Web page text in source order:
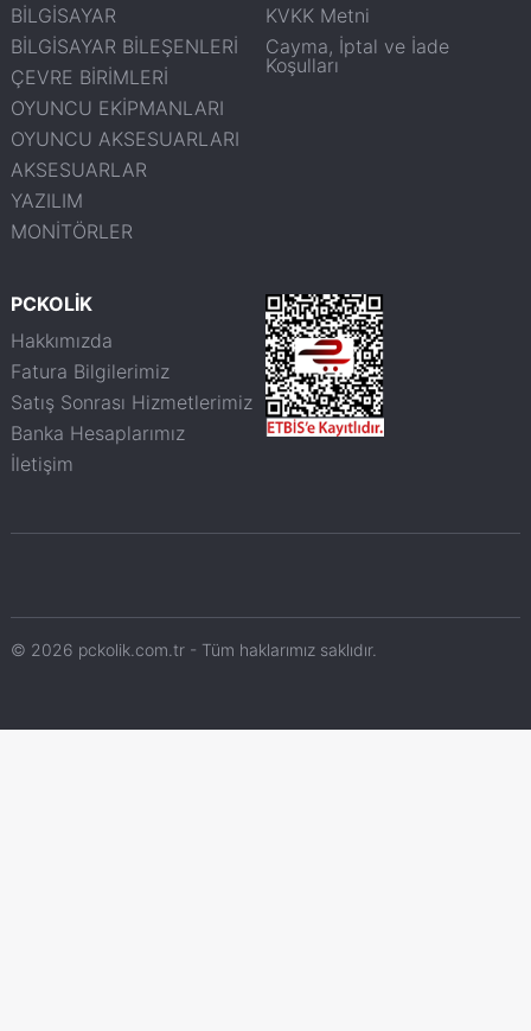
BİLGİSAYAR
BİLGİSAYAR BİLEŞENLERİ
ÇEVRE BİRİMLERİ
OYUNCU EKİPMANLARI
OYUNCU AKSESUARLARI
AKSESUARLAR
YAZILIM
MONİTÖRLER
KVKK Metni
Cayma, İptal ve İade
Koşulları
PCKOLİK
Hakkımızda
Fatura Bilgilerimiz
Satış Sonrası Hizmetlerimiz
Banka Hesaplarımız
İletişim
© 2026 pckolik.com.tr - Tüm haklarımız saklıdır.